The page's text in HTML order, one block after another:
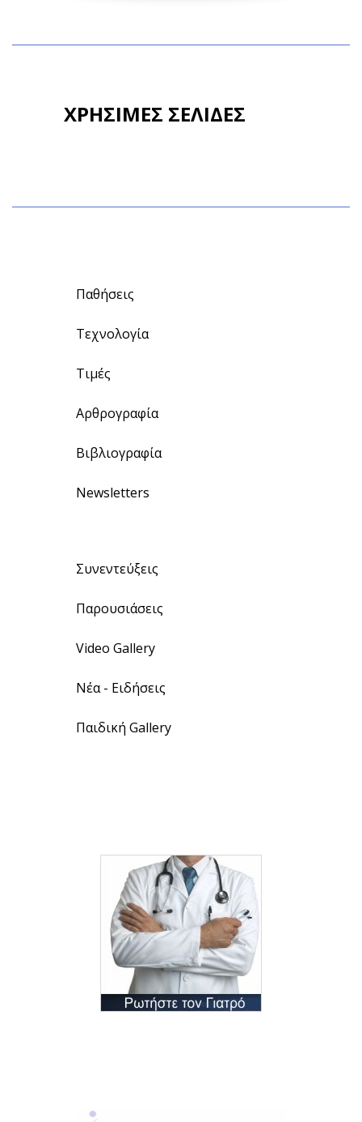
ΧΡΗΣΙΜΕΣ ΣΕΛΙΔΕΣ
Παθήσεις
Τεχνολογία
Τιμές
Αρθρογραφία
Βιβλιογραφία
Newsletters
Συνεντεύξεις
Παρουσιάσεις
Video Gallery
Νέα - Ειδήσεις
Παιδική Gallery